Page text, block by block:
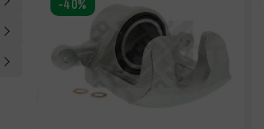
-40%